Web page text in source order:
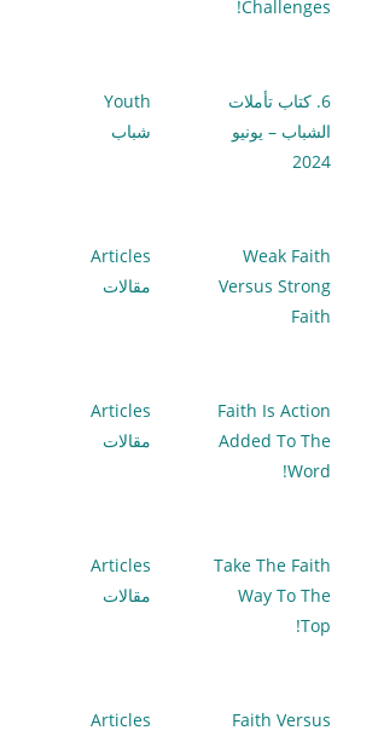
Challenges!
6. كتاب تأملات
الشباب – يونيو
2024
Youth
شباب
Weak Faith
Versus Strong
Faith
Articles
مقالات
Faith Is Action
Added To The
Word!
Articles
مقالات
Take The Faith
Way To The
Top!
Articles
مقالات
Faith Versus
Articles